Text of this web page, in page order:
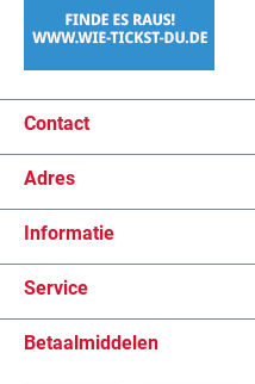
Contact
Adres
Informatie
Service
Betaalmiddelen